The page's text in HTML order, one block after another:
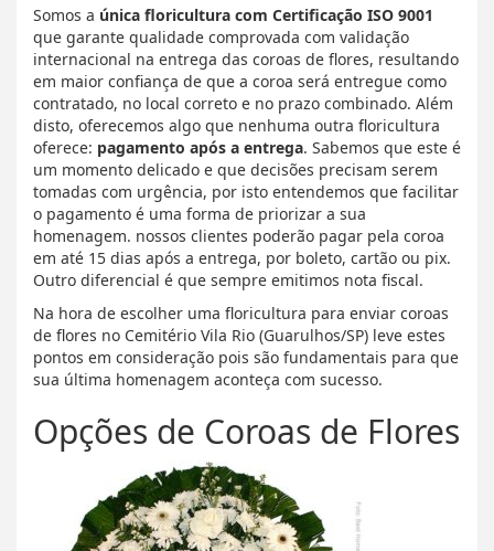
Somos a única floricultura com Certificação ISO 9001
que garante qualidade comprovada com validação
internacional na entrega das coroas de flores, resultando
em maior confiança de que a coroa será entregue como
contratado, no local correto e no prazo combinado. Além
disto, oferecemos algo que nenhuma outra floricultura
oferece: pagamento após a entrega. Sabemos que este é
um momento delicado e que decisões precisam serem
tomadas com urgência, por isto entendemos que facilitar
o pagamento é uma forma de priorizar a sua
homenagem. nossos clientes poderão pagar pela coroa
em até 15 dias após a entrega, por boleto, cartão ou pix.
Outro diferencial é que sempre emitimos nota fiscal.
Na hora de escolher uma floricultura para enviar coroas
de flores no Cemitério Vila Rio (Guarulhos/SP) leve estes
pontos em consideração pois são fundamentais para que
sua última homenagem aconteça com sucesso.
Opções de Coroas de Flores